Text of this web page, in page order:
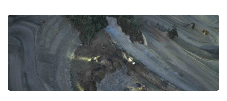
TAGS